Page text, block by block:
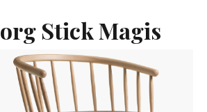
Stick Magis